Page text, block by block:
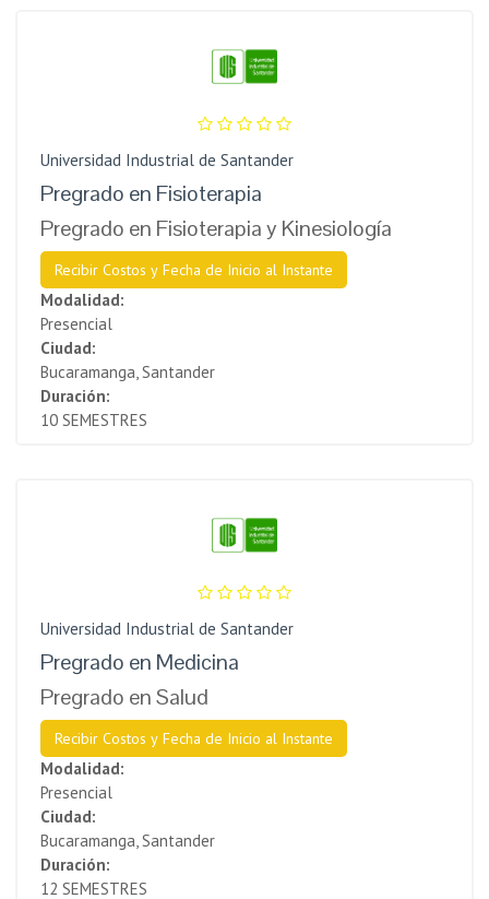
Universidad Industrial de Santander
Pregrado en Fisioterapia
Pregrado en Fisioterapia y Kinesiología
Recibir Costos y Fecha de Inicio al Instante
Modalidad:
Presencial
Ciudad:
Bucaramanga, Santander
Duración:
10 SEMESTRES
Universidad Industrial de Santander
Pregrado en Medicina
Pregrado en Salud
Recibir Costos y Fecha de Inicio al Instante
Modalidad:
Presencial
Ciudad:
Bucaramanga, Santander
Duración:
12 SEMESTRES